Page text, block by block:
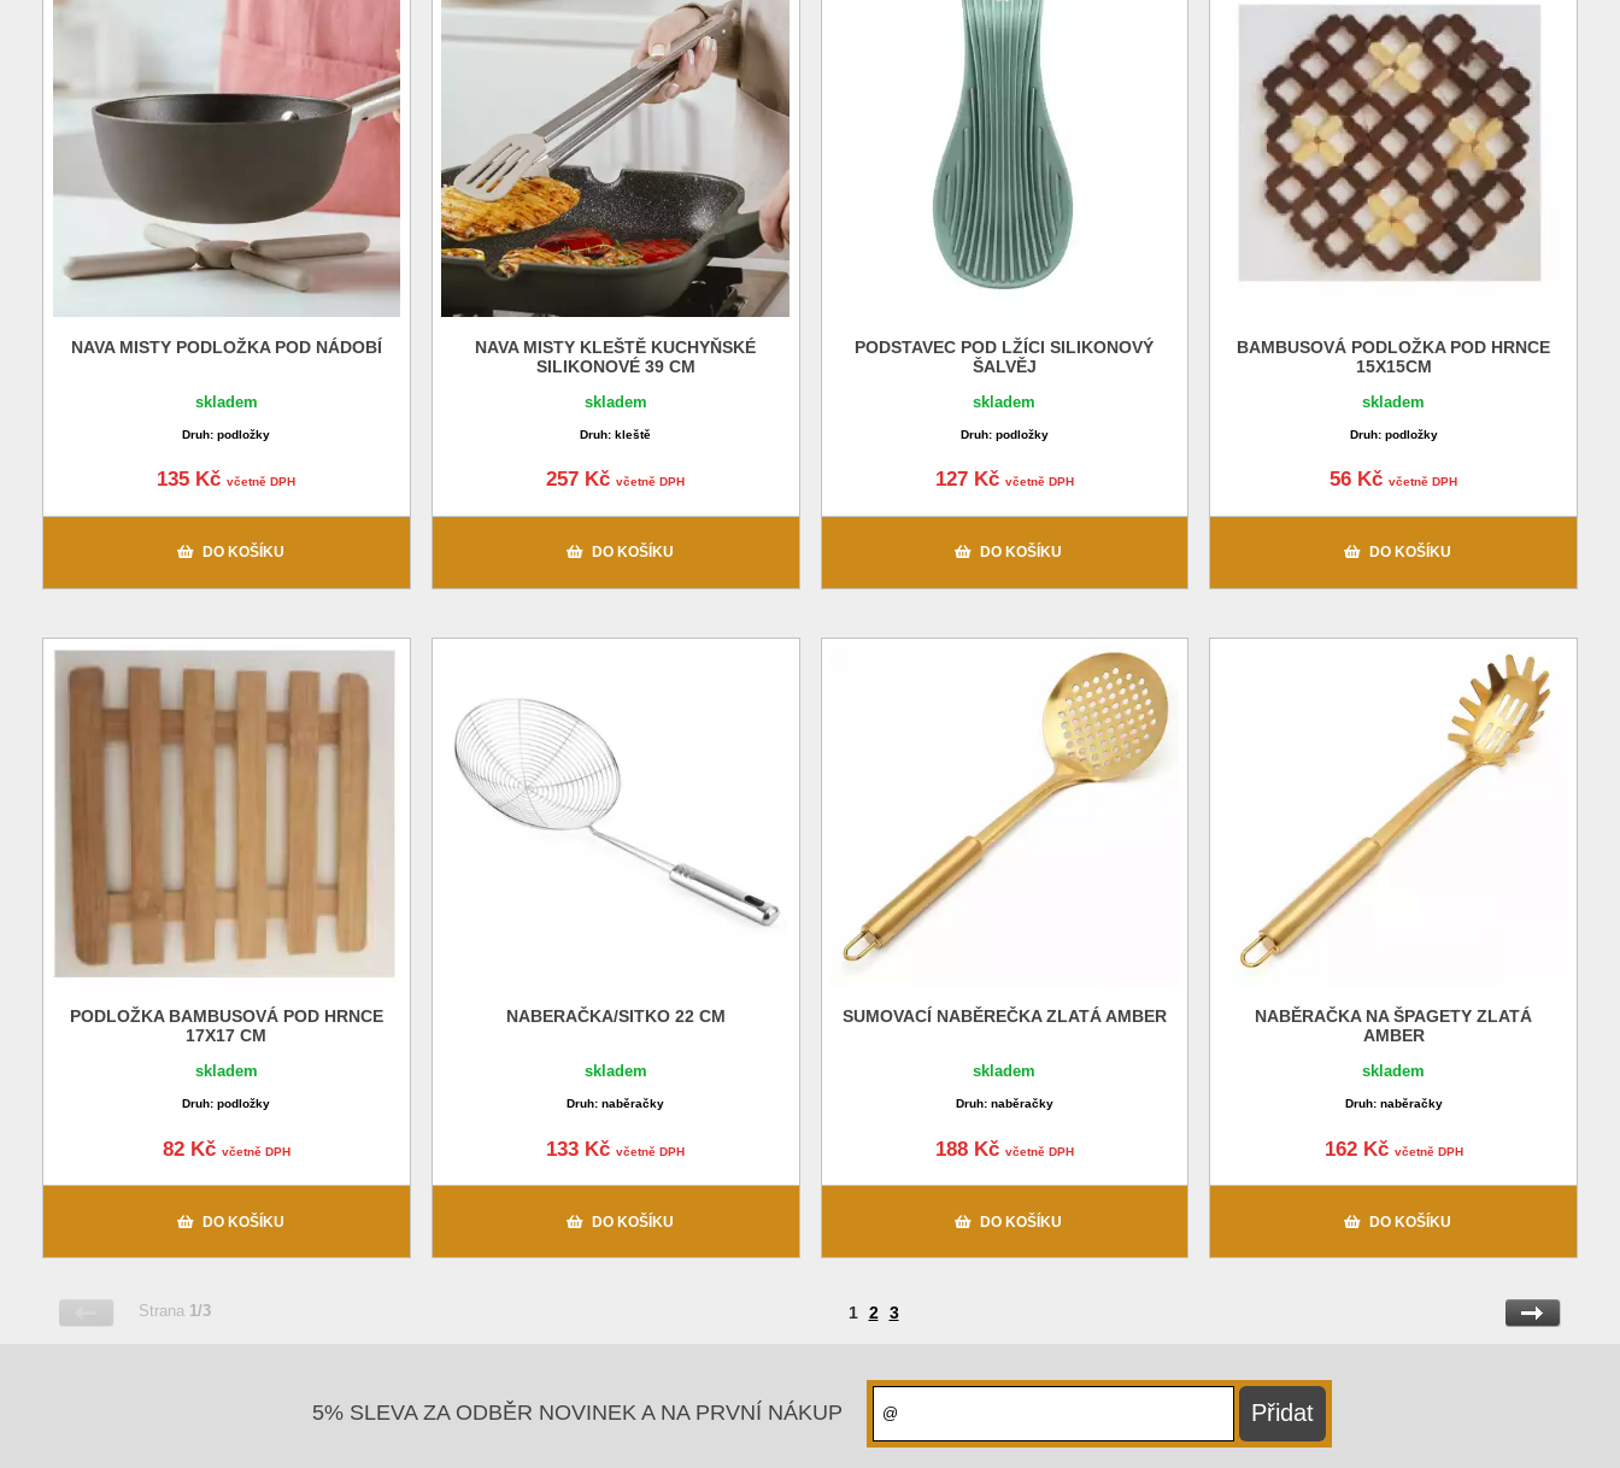
NAVA MISTY PODLOŽKA POD NÁDOBÍ
skladem
Druh: podložky
135 Kčvčetně DPH
DO KOŠÍKU
NAVA MISTY KLEŠTĚ KUCHYŇSKÉ
SILIKONOVÉ 39 CM
skladem
Druh: kleště
257 Kčvčetně DPH
DO KOŠÍKU
PODSTAVEC POD LŽÍCI SILIKONOVÝ
ŠALVĚJ
skladem
Druh: podložky
127 Kč včetně DPH
DO KOŠÍKU
BAMBUSOVÁ PODLOŽKA POD HRNCE
15X15CM
skladem
Druh: podložky
56 Kčvčetně DPH
DO KOŠÍKU
PODLOŽKA BAMBUSOVÁ POD HRNCE
17X17 CM
skladem
Druh: podložky
82 Kč včetně DPH
DO KOŠÍKU
NABERAČKA/SITKO 22 CM
skladem
Druh: naběračky
133 Kčvčetně DPH
DO KOŠÍKU
SUMOVACÍ NABĚREČKA ZLATÁ AMBER
skladem
Druh: naběračky
188 Kč včetně DPH
DO KOŠÍKU
NABĚRAČKA NA ŠPAGETY ZLATÁ
AMBER
skladem
Druh: naběračky
162 Kč včetně DPH
DO KOŠÍKU
Strana 1/3 1 2 3
5% SLEVA ZA ODBĚR NOVINEK A NA PRVNÍ NÁKUP